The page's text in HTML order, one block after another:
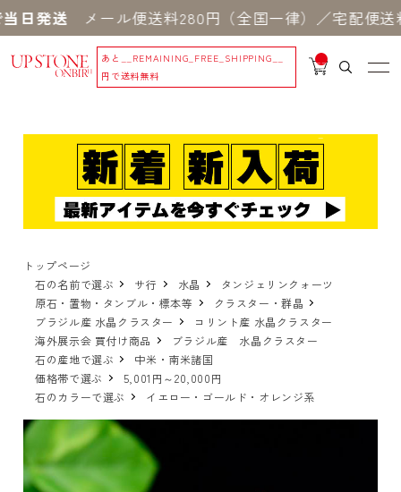
発送メール便送料280円（全国一律）／宅配便送
あと
__REMAINING_FREE_SHIPPING__
円で送料無料
__
IT
_
トップページ
石の名前で選ぶ
サ行 水晶
タンジェリンクォーツ
原石・置物・タンブル・標本等
クラスター・群晶
ブラジル産 水晶クラスター
コリント産 水晶クラスター
海外展示会 買付け商品
ブラジル産 水晶クラスター
石の産地で選ぶ
中米・南米諸国
価格帯で選ぶ
5,001円～20,000円
石のカラーで選ぶ
イエロー・ゴールド・オレンジ系